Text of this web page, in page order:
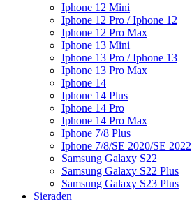
Iphone 12 Mini
Iphone 12 Pro / Iphone 12
Iphone 12 Pro Max
Iphone 13 Mini
Iphone 13 Pro / Iphone 13
Iphone 13 Pro Max
Iphone 14
Iphone 14 Plus
Iphone 14 Pro
Iphone 14 Pro Max
Iphone 7/8 Plus
Iphone 7/8/SE 2020/SE 2022
Samsung Galaxy S22
Samsung Galaxy S22 Plus
Samsung Galaxy S23 Plus
Sieraden